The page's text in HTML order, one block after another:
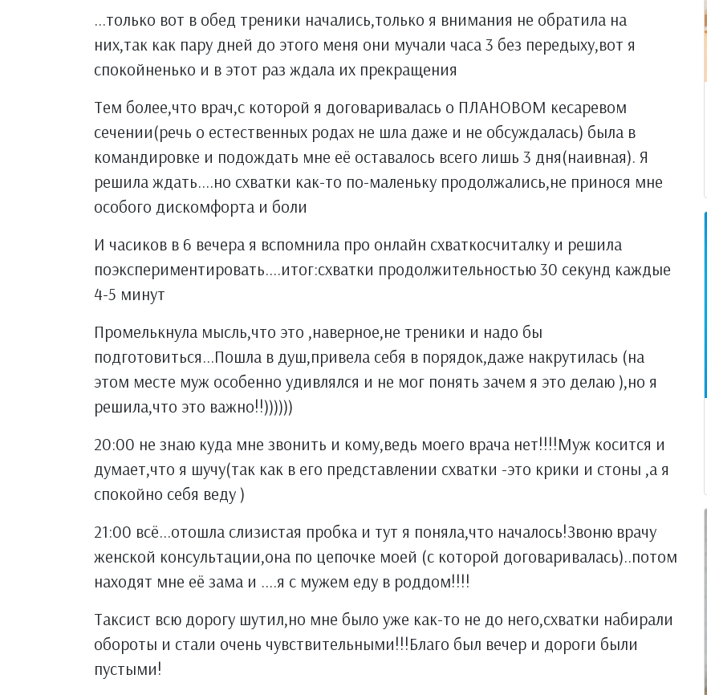
...только вот в обед треники начались,только я внимания не обратила на
них,так как пару дней до этого меня они мучали часа 3 без передыху,вот я
спокойненько и в этот раз ждала их прекращения
Тем более,что врач,с которой я договаривалась о ПЛАНОВОМ кесаревом
сечении(речь о естественных родах не шла даже и не обсуждалась) была в
командировке и подождать мне её оставалось всего лишь 3 дня(наивная). Я
решила ждать....но схватки как-то по-маленьку продолжались,не принося мне
особого дискомфорта и боли
И часиков в 6 вечера я вспомнила про онлайн схваткосчиталку и решила
поэкспериментировать....итог:схватки продолжительностью 30 секунд каждые
4-5 минут
Промелькнула мысль,что это ,наверное,не треники и надо бы
подготовиться...Пошла в душ,привела себя в порядок,даже накрутилась (на
этом месте муж особенно удивлялся и не мог понять зачем я это делаю ),но я
решила,что это важно!!))))))
20:00 не знаю куда мне звонить и кому,ведь моего врача нет!!!!Муж косится и
думает,что я шучу(так как в его представлении схватки -это крики и стоны ,а я
спокойно себя веду )
21:00 всё...отошла слизистая пробка и тут я поняла,что началось!Звоню врачу
женской консультации,она по цепочке моей (с которой договаривалась)..потом
находят мне её зама и ....я с мужем еду в роддом!!!!
Таксист всю дорогу шутил,но мне было уже как-то не до него,схватки набирали
обороты и стали очень чувствительными!!!Благо был вечер и дороги были
пустыми!